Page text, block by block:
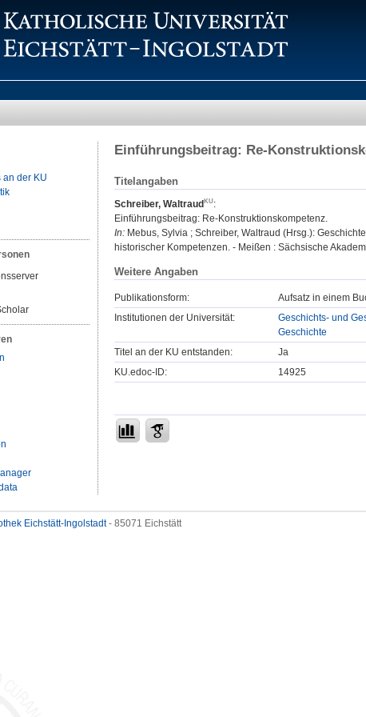
an der KU
Einführungsbeitrag: Re-
Titelangaben
Schreiber, Waltraud
:
Einführungsbeitrag: Re-Konstruktionskompetenz.
In: Mebus, Sylvia ; Schreiber, Waltraud (Hrsg.):
historischer Kompetenzen. - Meißen : Sächsische
Weitere Angaben
Publikationsform:
Aufsatz in einem
Institutionen der Universität:
Geschichts- und
Geschichte
Titel an der KU entstanden:
Ja
KU.edoc-ID:
14925
Eichstätt-Ingolstadt- 85071 Eichstätt